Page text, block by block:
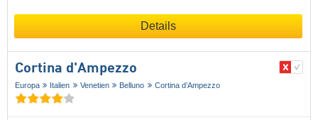
Details
Cortina d'Ampezzo
Europa Italien Venetien Belluno Cortina d’Ampezzo